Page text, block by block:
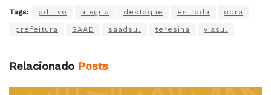
Tags: aditivo alegria destaque estrada obra
prefeitura SAAD saadsul teresina viasul
Relacionado Posts